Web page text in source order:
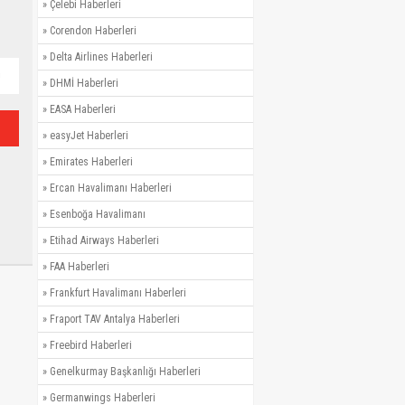
» Çelebi Haberleri
» Corendon Haberleri
» Delta Airlines Haberleri
» DHMİ Haberleri
» EASA Haberleri
» easyJet Haberleri
» Emirates Haberleri
» Ercan Havalimanı Haberleri
» Esenboğa Havalimanı
» Etihad Airways Haberleri
» FAA Haberleri
» Frankfurt Havalimanı Haberleri
» Fraport TAV Antalya Haberleri
» Freebird Haberleri
» Genelkurmay Başkanlığı Haberleri
» Germanwings Haberleri